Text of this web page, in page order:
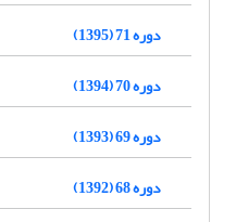
دوره 71 (1395)
دوره 70 (1394)
دوره 69 (1393)
دوره 68 (1392)